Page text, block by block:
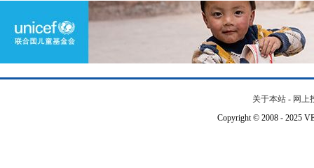
关于本站 - 网上
Copyright © 2008 - 2025